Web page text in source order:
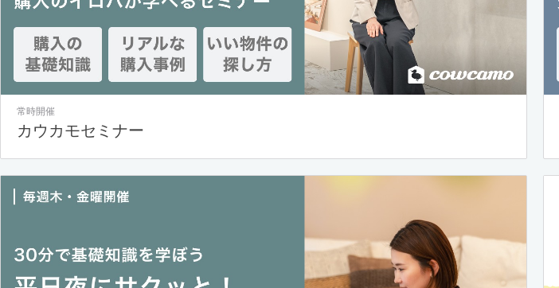
常時開催
カウカモセミナー